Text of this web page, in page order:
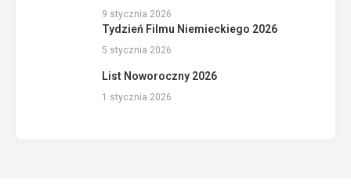
9 stycznia 2026
Tydzień Filmu Niemieckiego 2026
5 stycznia 2026
List Noworoczny 2026
1 stycznia 2026